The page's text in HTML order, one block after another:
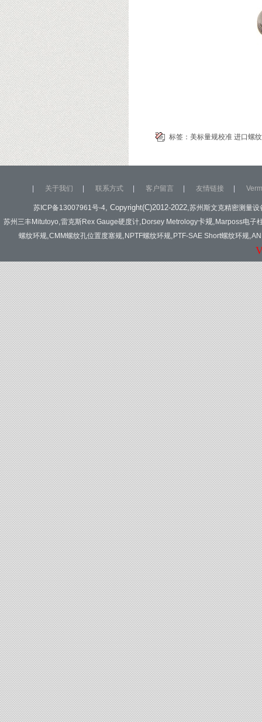
标签： 美标量规校准 进口螺
苏ICP备13007961号-4, Copyright(C)2012-2022,苏州斯文克精密测量设
苏州三丰Mitutoyo,雷克斯Rex Gauge硬度计, Dorsey Metrology卡规, Marposs电子
螺纹环规,CMM螺纹孔位置度塞规, NPTF螺纹环规, PTF-SAE Short螺纹环规,
关于我们 联系方式 客户留言 友情链接